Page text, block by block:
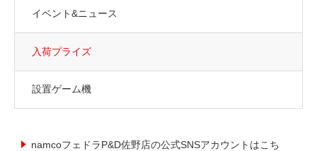
イベント&ニュース
入荷プライズ
設置ゲーム機
namcoフェドラP&D佐野店の公式SNSアカウントはこち